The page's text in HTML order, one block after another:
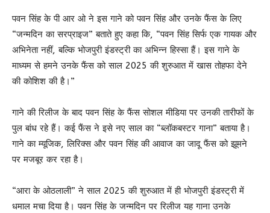
पवन सिंह के पी आर ओ ने इस गाने को पवन सिंह और उनके फैंस के लिए
“जन्मदिन का सरप्राइज” बताते हुए कहा कि, “पवन सिंह सिर्फ एक गायक और
अभिनेता नहीं, बल्कि भोजपुरी इंडस्ट्री का अभिन्न हिस्सा हैं। इस गाने के
माध्यम से हमने उनके फैंस को साल 2025 की शुरुआत में खास तोहफा देने
की कोशिश की है।”
गाने की रिलीज के बाद पवन सिंह के फैंस सोशल मीडिया पर उनकी तारीफों के
पुल बांध रहे हैं। कई फैंस ने इसे नए साल का “ब्लॉकबस्टर गाना” बताया है।
गाने का म्यूजिक, लिरिक्स और पवन सिंह की आवाज का जादू फैंस को झूमने
पर मजबूर कर रहा है।
“आरा के ओठलाली” ने साल 2025 की शुरुआत में ही भोजपुरी इंडस्ट्री में
धमाल मचा दिया है। पवन सिंह के जन्मदिन पर रिलीज यह गाना उनके